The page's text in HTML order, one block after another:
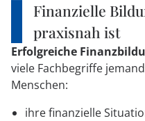
Finanzielle
praxisnah ist
Erfolgreiche
viele Fachbegriffe
Menschen:
ihre finanzielle